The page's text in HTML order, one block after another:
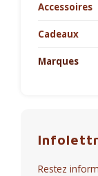
Accessoires
Cadeaux
Marques
Restez